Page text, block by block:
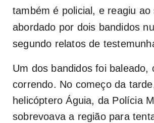
também é policial, e reagiu ao
abordado por dois bandidos
segundo relatos de
Um dos bandidos foi baleado,
correndo. No começo da
helicóptero Águia, da Polícia
sobrevoava a região para